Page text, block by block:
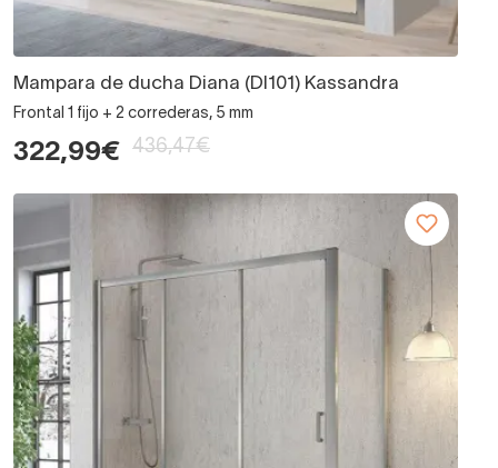
Mampara de ducha Diana (DI101) Kassandra
Frontal 1 fijo + 2 correderas, 5 mm
322,99€ 436,47€